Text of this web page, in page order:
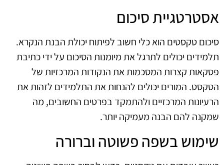
אסטרטגיית סיכום
סיכום טקסטים הוא כלי חשוב לפיתוח יכולת הבנת הנקרא.
תלמידים יכולים לתרגל את מיומנות הסיכום על ידי כתיבת
פסקאות קצרות המסכמות את הנקודות המרכזיות של
הטקסט. המורים יכולים להנחות את התלמידים לזהות את
הרעיונות המרכזיים ולהתמקד בפרטים החשובים, מה
שמקנה להם הבנה מעמיקה יותר.
שימוש בשפה פשוטה וברורה